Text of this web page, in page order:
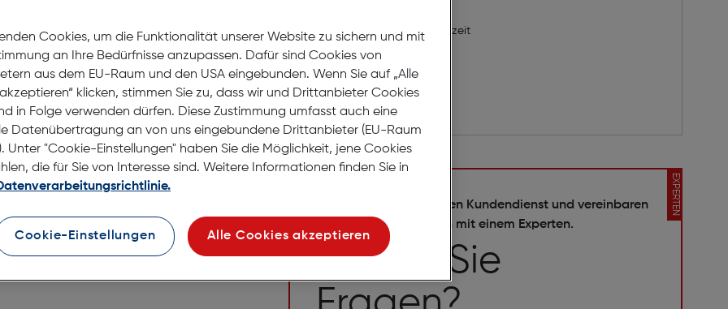
Lagernd | 2 bis 3 Werktage Lieferzeit
€ 34,99
in den Warenkorb
EXPERTEN
Kontaktieren Sie unseren Kundendienst und vereinbaren
Sie gleich einen Termin mit einem Experten.
Haben Sie
Cookies, um die Funktionalität unserer Website zu sichern und mit
an Ihre Bedürfnisse anzupassen. Dafür sind Cookies von
aus dem EU-Raum und den USA eingebunden. Wenn Sie auf „Alle
klicken, stimmen Sie zu, dass wir und Drittanbieter Cookies
in Folge verwenden dürfen. Diese Zustimmung umfasst auch eine
Datenübertragung an von uns eingebundene Drittanbieter (EU-Raum
Unter "Cookie-Einstellungen" haben Sie die Möglichkeit, jene Cookies
die für Sie von Interesse sind. Weitere Informationen finden Sie in
Cookie-Einstellungen Alle Cookies akzeptieren